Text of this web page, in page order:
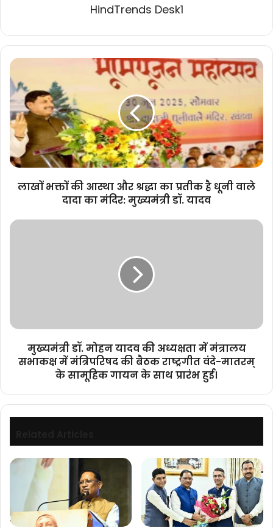
HindTrends Desk1
लाखों
भक्तों
की
आस्था
और
श्रद्धा
का
प्रतीक
है
वाले
का
मंदिर:
लाखों भक्तों की आस्था और श्रद्धा का प्रतीक है धूनी वाले
दादा का मंदिर: मुख्यमंत्री डॉ. यादव
मुख्यमंत्री
सभाकक्ष
मंत्रिपरिषद
वंदे-
मातरम्
गायन
के
हुई।
मुख्यमंत्री डॉ. मोहन यादव की अध्यक्षता में मंत्रालय
सभाकक्ष में मंत्रिपरिषद की बैठक राष्ट्रगीत वंदे-मातरम्
के सामूहिक गायन के साथ प्रारंभ हुई।